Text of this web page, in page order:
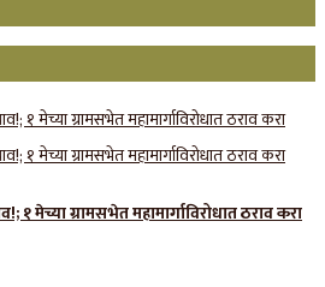
१ मेच्या ग्रामसभेत महामार्गाविरोधात ठराव करा